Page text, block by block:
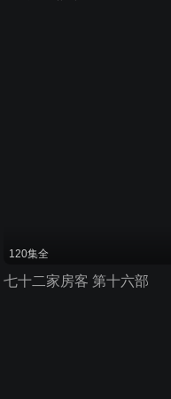
120集全
七十二家房客 第十六部